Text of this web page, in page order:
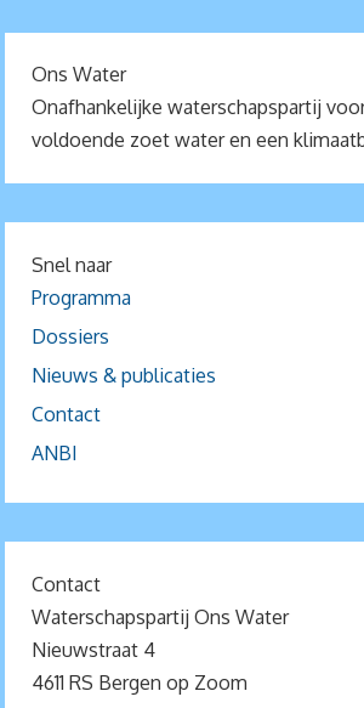
Ons Water
Onafhankelijke waterschapspartij
voldoende zoet water en een
Snel naar
Programma
Dossiers
Nieuws & publicaties
Contact
ANBI
Contact
Waterschapspartij Ons Water
Nieuwstraat 4
4611 RS Bergen op Zoom